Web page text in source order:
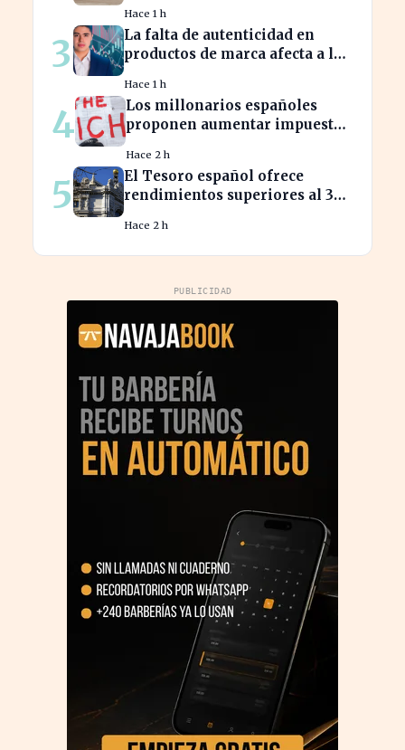
Hace 1 h
3
La falta de autenticidad en
productos de marca afecta a los
Hace 1 h
4
Los millonarios españoles
proponen aumentar impuestos
económica
Hace 2 h
5
El Tesoro español ofrece
rendimientos superiores al 3%
Hace 2 h
PUBLICIDAD